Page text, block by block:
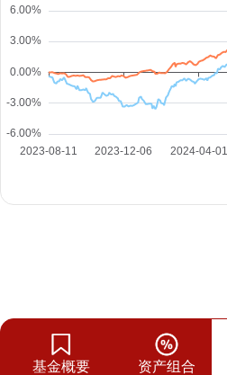
基金概要 资产组合